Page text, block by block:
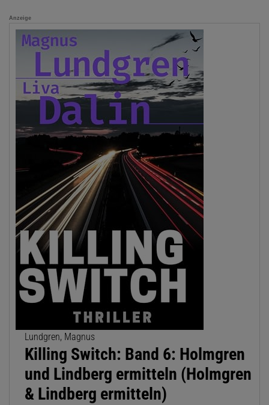
Anzeige
Lundgren, Magnus
Killing Switch: Band 6: Holmgren
und Lindberg ermitteln (Holmgren
& Lindberg ermitteln)